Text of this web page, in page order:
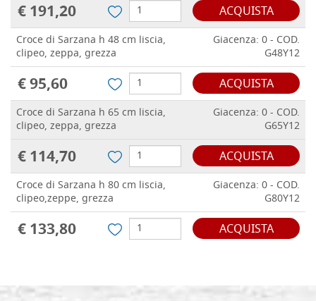
€ 191,20 ACQUISTA
Croce di Sarzana h 48 cm liscia,
clipeo, zeppa, grezza
Giacenza: 0 - COD.
G48Y12
€ 95,60 ACQUISTA
Croce di Sarzana h 65 cm liscia,
clipeo, zeppa, grezza
Giacenza: 0 - COD.
G65Y12
€ 114,70 ACQUISTA
Croce di Sarzana h 80 cm liscia,
clipeo,zeppe, grezza
Giacenza: 0 - COD.
G80Y12
€ 133,80 ACQUISTA